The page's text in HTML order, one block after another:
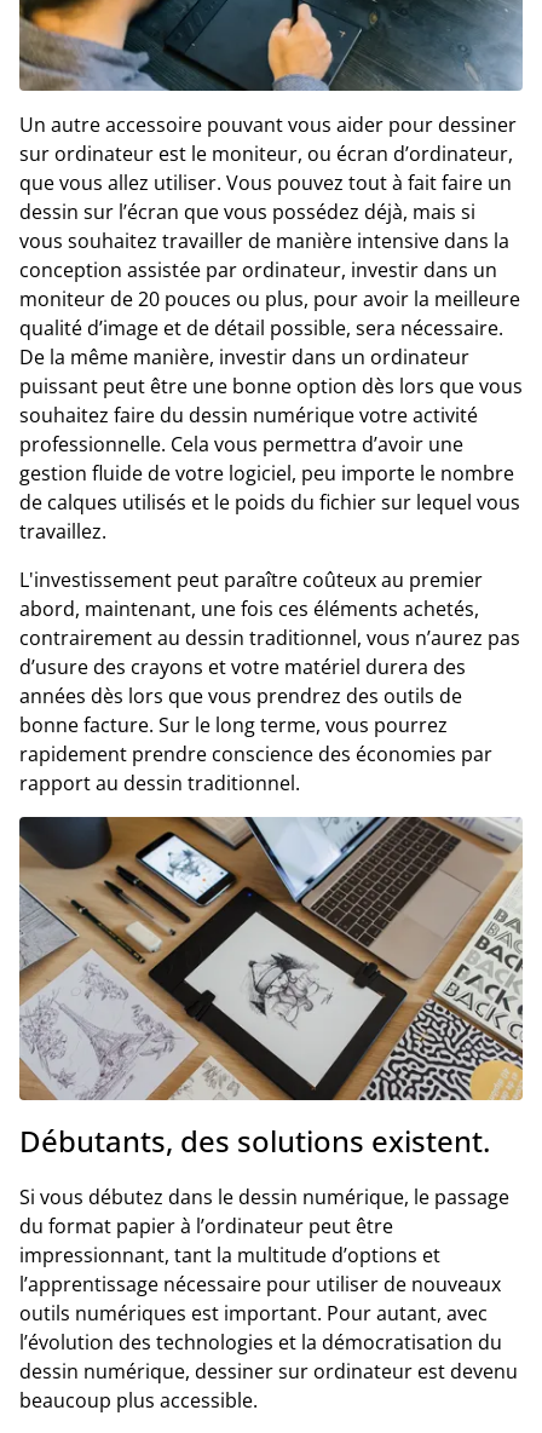
Un autre accessoire pouvant vous aider pour dessiner
sur ordinateur est le moniteur, ou écran d’ordinateur,
que vous allez utiliser. Vous pouvez tout à fait faire un
dessin sur l’écran que vous possédez déjà, mais si
vous souhaitez travailler de manière intensive dans la
conception assistée par ordinateur, investir dans un
moniteur de 20 pouces ou plus, pour avoir la meilleure
qualité d’image et de détail possible, sera nécessaire.
De la même manière, investir dans un ordinateur
puissant peut être une bonne option dès lors que vous
souhaitez faire du dessin numérique votre activité
professionnelle. Cela vous permettra d’avoir une
gestion fluide de votre logiciel, peu importe le nombre
de calques utilisés et le poids du fichier sur lequel vous
travaillez.
L'investissement peut paraître coûteux au premier
abord, maintenant, une fois ces éléments achetés,
contrairement au dessin traditionnel, vous n’aurez pas
d’usure des crayons et votre matériel durera des
années dès lors que vous prendrez des outils de
bonne facture. Sur le long terme, vous pourrez
rapidement prendre conscience des économies par
rapport au dessin traditionnel.
Débutants, des solutions existent.
Si vous débutez dans le dessin numérique, le passage
du format papier à l’ordinateur peut être
impressionnant, tant la multitude d’options et
l’apprentissage nécessaire pour utiliser de nouveaux
outils numériques est important. Pour autant, avec
l’évolution des technologies et la démocratisation du
dessin numérique, dessiner sur ordinateur est devenu
beaucoup plus accessible.